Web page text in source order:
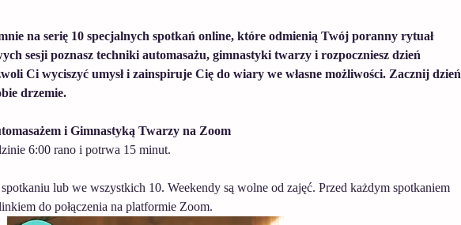
na serię 10 specjalnych spotkań online, które odmienią Twój poranny rytuał
sesji poznasz techniki automasażu, gimnastyki twarzy i rozpoczniesz dzień
Ci wyciszyć umysł i zainspiruje Cię do wiary we własne możliwości. Zacznij dzień
drzemie.
i Gimnastyką Twarzy na Zoom
6:00 rano i potrwa 15 minut.
lub we wszystkich 10. Weekendy są wolne od zajęć. Przed każdym spotkaniem
do połączenia na platformie Zoom.